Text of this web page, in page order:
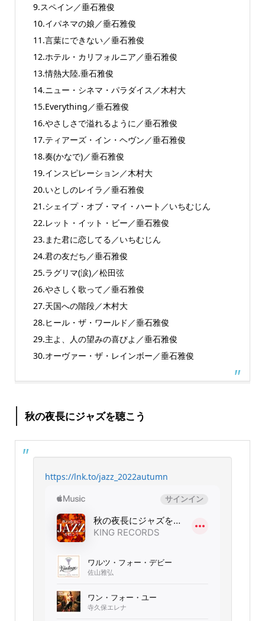
9.スペイン／垂石雅俊
10.イパネマの娘／垂石雅俊
11.言葉にできない／垂石雅俊
12.ホテル・カリフォルニア／垂石雅俊
13.情熱大陸.垂石雅俊
14.ニュー・シネマ・パラダイス／木村大
15.Everything／垂石雅俊
16.やさしさで溢れるように／垂石雅俊
17.ティアーズ・イン・ヘヴン／垂石雅俊
18.奏(かなで)／垂石雅俊
19.インスピレーション／木村大
20.いとしのレイラ／垂石雅俊
21.シェイプ・オブ・マイ・ハート／いちむじん
22.レット・イット・ビー／垂石雅俊
23.また君に恋してる／いちむじん
24.君の友だち／垂石雅俊
25.ラグリマ(涙)／松田弦
26.やさしく歌って／垂石雅俊
27.天国への階段／木村大
28.ヒール・ザ・ワールド／垂石雅俊
29.主よ、人の望みの喜びよ／垂石雅俊
30.オーヴァー・ザ・レインボー／垂石雅俊
秋の夜長にジャズを聴こう
https://lnk.to/jazz_2022autumn